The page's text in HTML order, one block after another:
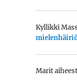
Kyllikki
Marit